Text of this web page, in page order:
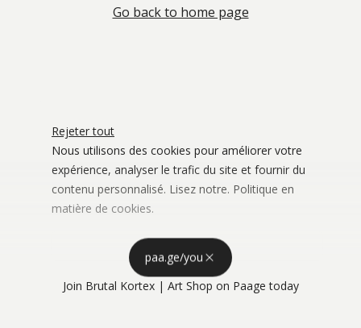
Rejeter tout
Nous utilisons des cookies pour améliorer votre
expérience, analyser le trafic du site et fournir du
contenu personnalisé. Lisez notre. Politique en
matière de cookies.
Stockage publicitairePersonnaliser
Accepter tout
Go back to home page
paa.ge/you
Join Brutal Kortex | Art Shop on Paage today